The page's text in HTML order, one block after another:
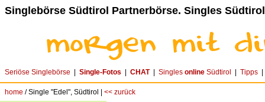
Singlebörse Südtirol Partnerbörse. Singles
Seriöse Singlebörse Single-Fotos CHAT| Singles online Südtirol Tipps
home / Single "Edel", Südtirol | << zurück